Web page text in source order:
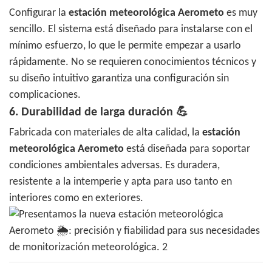
Configurar la estación meteorológica Aerometo es muy
sencillo. El sistema está diseñado para instalarse con el
mínimo esfuerzo, lo que le permite empezar a usarlo
rápidamente. No se requieren conocimientos técnicos y
su diseño intuitivo garantiza una configuración sin
complicaciones.
6. Durabilidad de larga duración 💪
Fabricada con materiales de alta calidad, la estación
meteorológica Aerometo está diseñada para soportar
condiciones ambientales adversas. Es duradera,
resistente a la intemperie y apta para uso tanto en
interiores como en exteriores.